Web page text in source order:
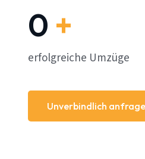
0 +
erfolgreiche Umzüge
Unverbindlich